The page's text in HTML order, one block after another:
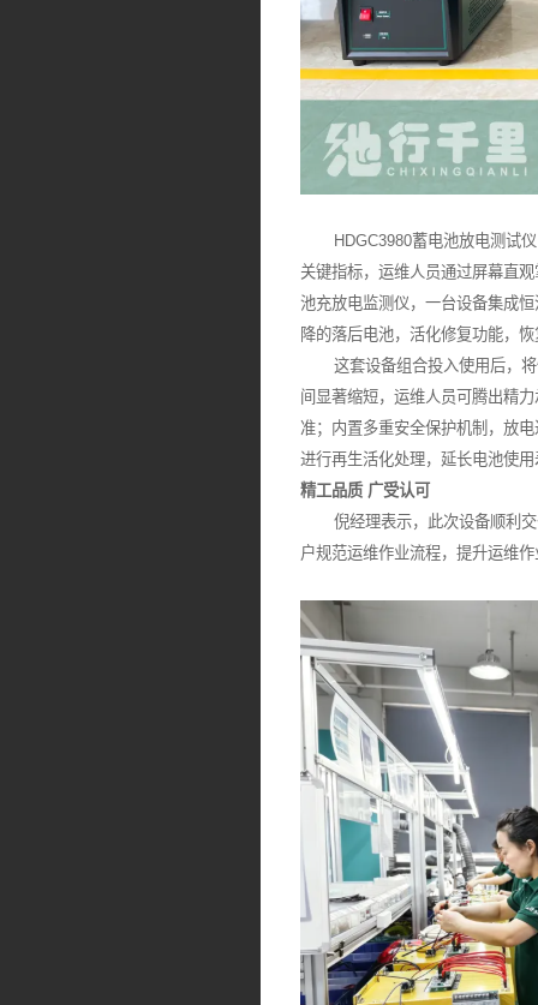
HDGC3980蓄电池放电测试仪
关键指标，运维人员通过屏幕直
池充放电监测仪，一台设备集成
降的落后电池，活化修复功能，
这套设备组合投入使用后，将
间显著缩短，运维人员可腾出精
准；内置多重安全保护机制，放
进行再生活化处理，延长电池使
精工品质 广受认可
倪经理表示，此次设备顺利交
户规范运维作业流程，提升运维